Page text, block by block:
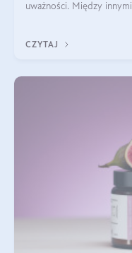
uważności. Między
CZYTAJ